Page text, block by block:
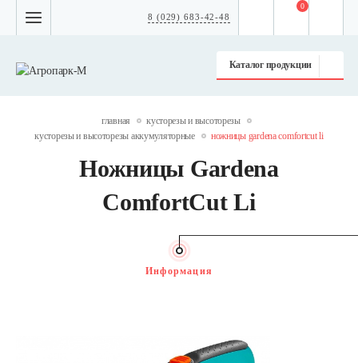
8 (029) 683-42-48
Каталог продукции
0
главная
кусторезы и высоторезы
кусторезы и высоторезы аккумуляторные
ножницы gardena comfortcut li
Ножницы Gardena
ComfortCut Li
Информация